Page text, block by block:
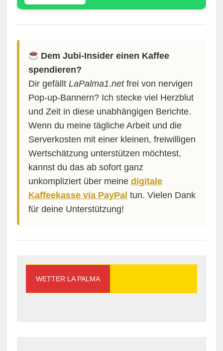
Dem Jubi-Insider einen Kaffee
spendieren?
Dir gefällt LaPalma1.netfrei von nervigen
Pop-up-Bannern? Ich stecke viel Herzblut
und Zeit in diese unabhängigen Berichte.
Wenn du meine tägliche Arbeit und die
Serverkosten mit einer kleinen, freiwilligen
Wertschätzung unterstützen möchtest,
kannst du das ab sofort ganz
unkompliziert über meine digitale
Kaffeekasse via PayPal tun. Vielen Dank
für deine Unterstützung!
WETTER LA PALMA